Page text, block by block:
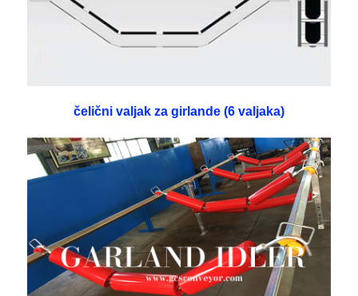
čelični valjak za girlande (6 valjaka)